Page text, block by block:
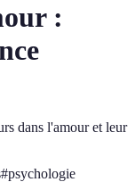
:
dans l'amour et leur
#psychologie